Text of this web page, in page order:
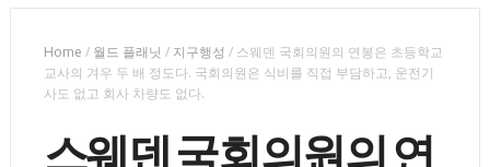
Home / 월드 플래닛 / 지구행성 / 스웨덴 국회의원의 연봉은 초등학교
교사의 겨우 두 배 정도다. 국회의원은 식비를 직접 부담하고, 운전기
사도 없고 회사 차량도 없다.